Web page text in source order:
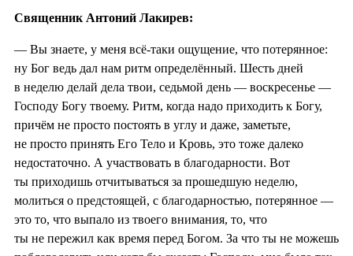
Священник Антоний Лакирев:
— Вы знаете, у меня всё-таки ощущение, что потерянное:
ну Бог ведь дал нам ритм определённый. Шесть дней
в неделю делай дела твои, седьмой день — воскресенье —
Господу Богу твоему. Ритм, когда надо приходить к Богу,
причём не просто постоять в углу и даже, заметьте,
не просто принять Его Тело и Кровь, это тоже далеко
недостаточно. А участвовать в благодарности. Вот
ты приходишь отчитываться за прошедшую неделю,
молиться о предстоящей, с благодарностью, потерянное —
это то, что выпало из твоего внимания, то, что
ты не пережил как время перед Богом. За что ты не можешь